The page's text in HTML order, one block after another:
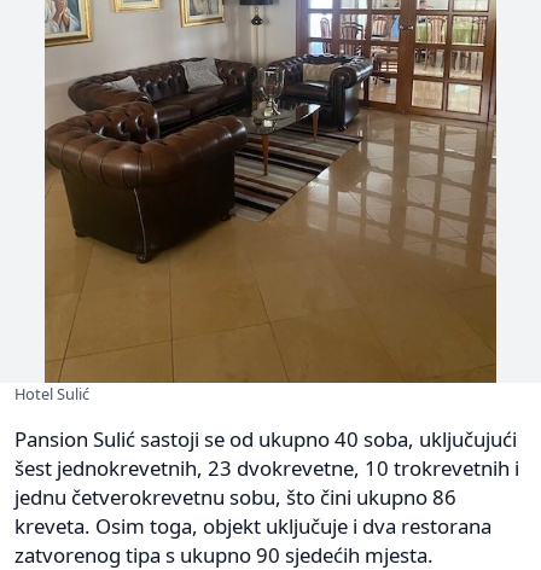
Hotel Sulić
Pansion Sulić sastoji se od ukupno 40 soba, uključujući
šest jednokrevetnih, 23 dvokrevetne, 10 trokrevetnih i
jednu četverokrevetnu sobu, što čini ukupno 86
kreveta. Osim toga, objekt uključuje i dva restorana
zatvorenog tipa s ukupno 90 sjedećih mjesta.